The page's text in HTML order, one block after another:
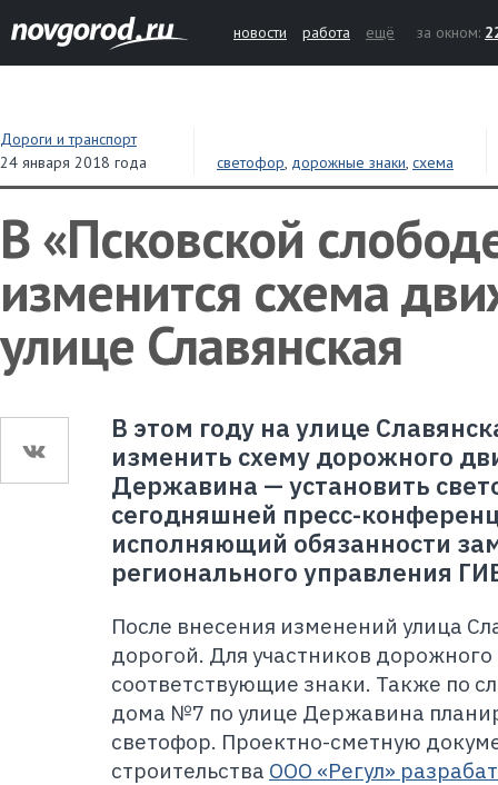
новости работа ещё за окном:
Дороги и транспорт
24 января 2018 года
светофор, дорожные знаки, схема
В «Псковской
изменится схема
улице Славянская
В этом году на улице
изменить схему дорожного
Державина — установить
сегодняшней пресс-
исполняющий обязанности
регионального управления
После внесения изменений улица
дорогой. Для участников
соответствующие знаки. Также по
дома №7 по улице Державина
светофор. Проектно-сметную
строительства ООО «Регул»